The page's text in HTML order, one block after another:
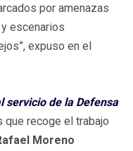
por amenazas
escenarios
expuso en el
servicio de la Defensa
que recoge el trabajo
Moreno